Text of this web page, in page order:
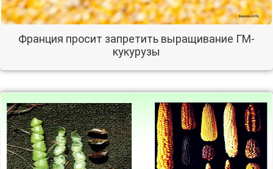
Франция просит запретить выращивание ГМ-
кукурузы